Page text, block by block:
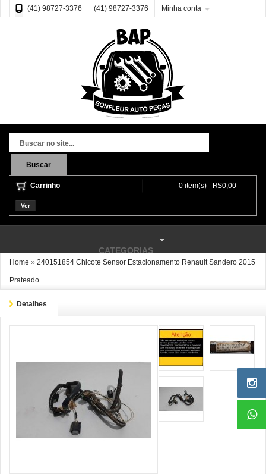
(41) 98727-3376 (41) 98727-3376 Minha conta
Buscar
Carrinho 0 item(s) - R$0,00
Ver
CATEGORIAS
Home » 240151854 Chicote Sensor Estacionamento Renault Sandero 2015
Prateado
Detalhes